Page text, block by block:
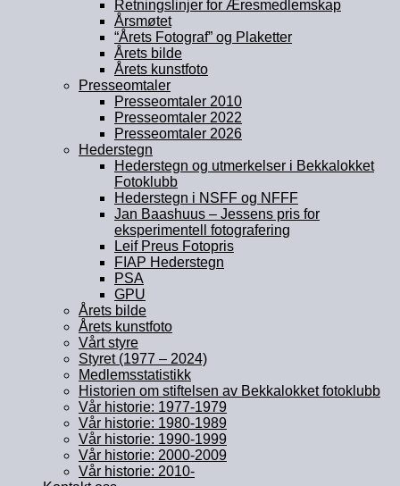
Retningslinjer for Æresmedlemskap
Årsmøtet
“Årets Fotograf” og Plaketter
Årets bilde
Årets kunstfoto
Presseomtaler
Presseomtaler 2010
Presseomtaler 2022
Presseomtaler 2026
Hederstegn
Hederstegn og utmerkelser i Bekkalokket
Fotoklubb
Hederstegn i NSFF og NFFF
Jan Baashuus – Jessens pris for
eksperimentell fotografering
Leif Preus Fotopris
FIAP Hederstegn
PSA
GPU
Årets bilde
Årets kunstfoto
Vårt styre
Styret (1977 – 2024)
Medlemsstatistikk
Historien om stiftelsen av Bekkalokket fotoklubb
Vår historie: 1977-1979
Vår historie: 1980-1989
Vår historie: 1990-1999
Vår historie: 2000-2009
Vår historie: 2010-